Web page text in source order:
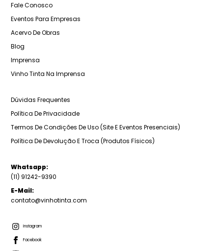
Fale Conosco
Eventos Para Empresas
Acervo De Obras
Blog
Imprensa
Vinho Tinta Na Imprensa
Dúvidas Frequentes
Política De Privacidade
Termos De Condições De Uso (Site E Eventos Presenciais)
Política De Devolução E Troca (Produtos Físicos)
Whatsapp:
(11) 91242-9390
E-Mail:
contato@vinhotinta.com
Instagram
Facebook